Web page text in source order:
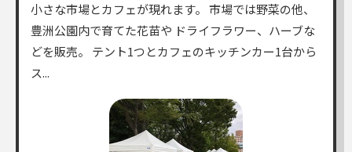
小さな市場とカフェが現れます。 市場では野菜の他、
豊洲公園内で育てた花苗や ドライフラワー、ハーブな
どを販売。 テント1つとカフェのキッチンカー1台から
ス...